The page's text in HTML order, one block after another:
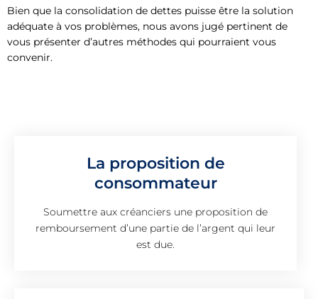
Bien que la consolidation de dettes puisse être la solution
adéquate à vos problèmes, nous avons jugé pertinent de
vous présenter d’autres méthodes qui pourraient vous
convenir.
La proposition de
consommateur
Soumettre aux créanciers une proposition de
remboursement d’une partie de l’argent qui leur
est due.